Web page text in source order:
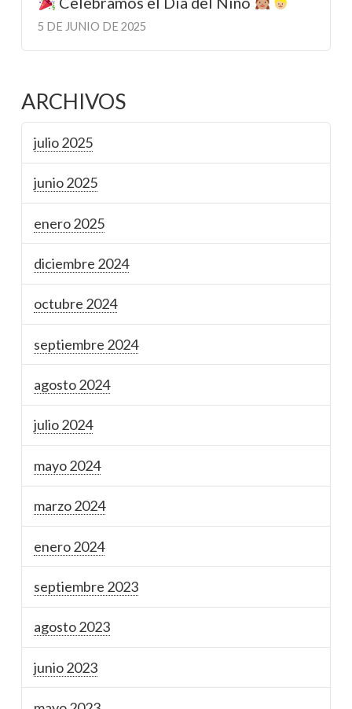
5 DE JUNIO DE 2025
ARCHIVOS
julio 2025
junio 2025
enero 2025
diciembre 2024
octubre 2024
septiembre 2024
agosto 2024
julio 2024
mayo 2024
marzo 2024
enero 2024
septiembre 2023
agosto 2023
junio 2023